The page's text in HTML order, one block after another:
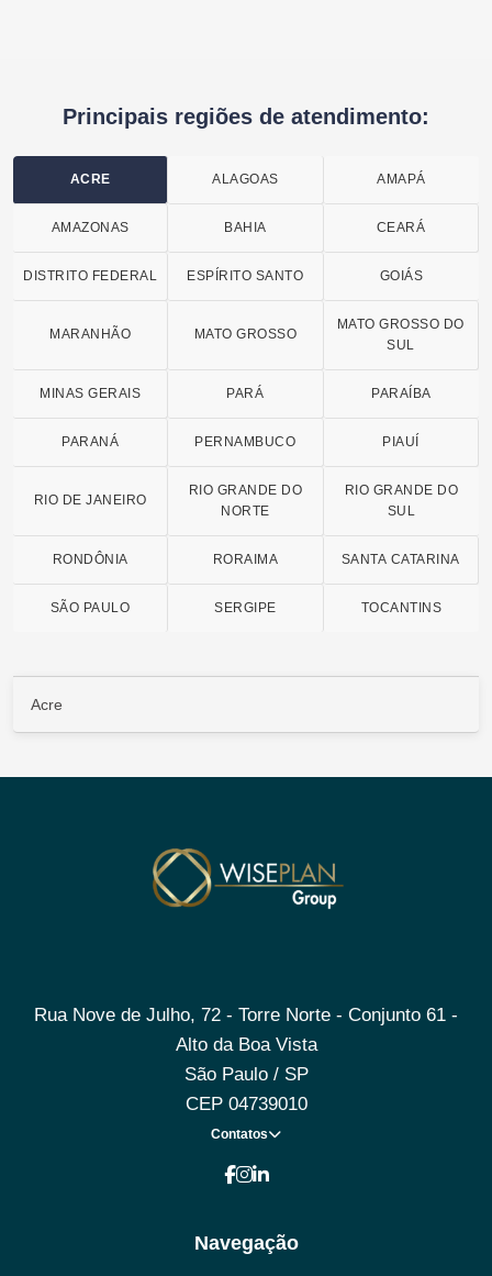
Principais regiões de atendimento:
ACRE ALAGOAS AMAPÁ
AMAZONAS BAHIA CEARÁ
DISTRITO FEDERAL ESPÍRITO SANTO GOIÁS
MARANHÃO MATO GROSSO
MATO GROSSO DO
SUL
MINAS GERAIS PARÁ PARAÍBA
PARANÁ PERNAMBUCO PIAUÍ
RIO DE JANEIRO
RIO GRANDE DO
NORTE
RIO GRANDE DO
SUL
RONDÔNIA RORAIMA SANTA CATARINA
SÃO PAULO SERGIPE TOCANTINS
Acre
Rua Nove de Julho, 72 - Torre Norte - Conjunto 61 -
Alto da Boa Vista
São Paulo / SP
CEP 04739010
Contatos
Navegação